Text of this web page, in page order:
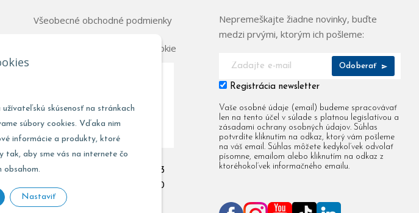
skúsenosť na stránkach
súbory cookies. Vďaka nim
informácie a produkty, ktoré
aby sme vás na internete čo
obsahom.
Nastaviť
Všeobecné obchodné podmienky
Zásady používania súborov cookie
Stred/Východ:
Západ:
0947 900 904
0903 903 955
Marketing:
0947 900 903
Zásobovanie:
0911 496 080
Nepremeškajte žiadne novinky, buďte
medzi prvými, ktorým ich pošleme:
Odoberať
Registrácia newsletter
Vaše osobné údaje (email) budeme spracovávať
len na tento účel v súlade s platnou legislatívou a
zásadami ochrany osobných údajov. Súhlas
potvrdíte kliknutím na odkaz, ktorý vám pošleme
na váš email. Súhlas môžete kedykoľvek odvolať
písomne, emailom alebo kliknutím na odkaz z
ktoréhokoľvek informačného emailu.